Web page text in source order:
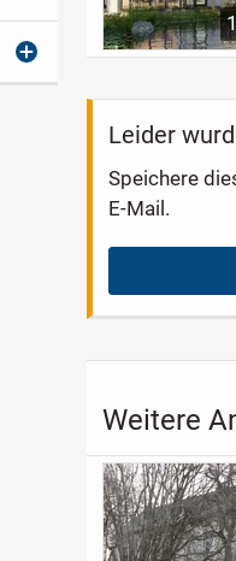
Leider
Speichere
E-Mail.
Weitere